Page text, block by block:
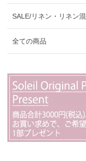
SALE/リネン・リネン混
全ての商品